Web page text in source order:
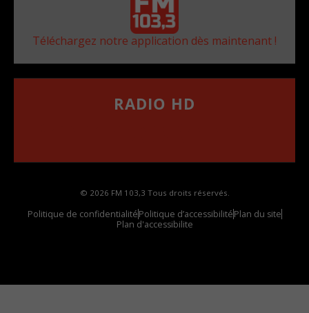
Téléchargez notre application dès maintenant !
RADIO HD
© 2026 FM 103,3 Tous droits réservés.
Politique de confidentialitéPolitique d’accessibilitéPlan du site
Plan d'accessibilite